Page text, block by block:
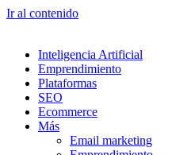
Ir al contenido
Inteligencia Artificial
Emprendimiento
Plataformas
SEO
Ecommerce
Más
Email marketing